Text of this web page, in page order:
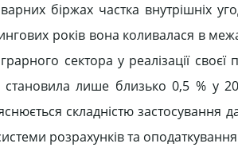
біржах частка внутрішніх
років вона коливалася в
сектора у реалізації своєї
лише близько 0,5 % у
складністю застосування
розрахунків та